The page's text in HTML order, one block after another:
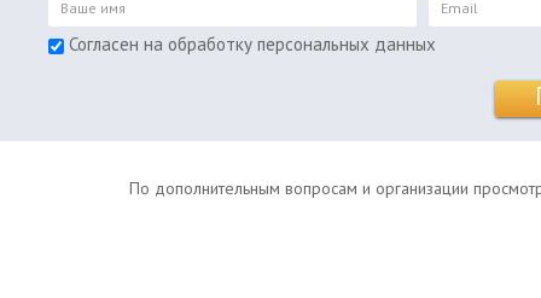
Согласен на обработку персональных данных
По дополнительным вопросам и организации